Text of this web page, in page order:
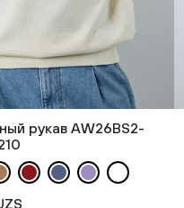
рукав AW26BS2-